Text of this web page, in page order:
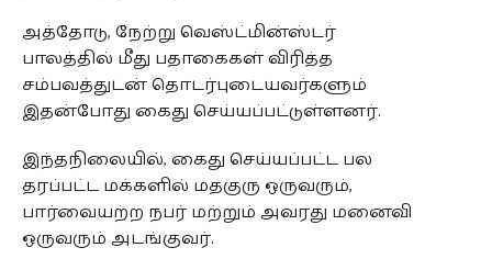
அத்தோடு, நேற்று வெஸ்ட்மின்ஸ்டர்
பாலத்தில் மீது பதாகைகள் விரித்த
சம்பவத்துடன் தொடர்புடையவர்களும்
இதன்போது கைது செய்யப்பட்டுள்ளனர்.
இந்தநிலையில், கைது செய்யப்பட்ட பல
தரப்பட்ட மக்களில் மதகுரு ஒருவரும்,
பார்வையற்ற நபர் மற்றும் அவரது மனைவி
ஒருவரும் அடங்குவர்.